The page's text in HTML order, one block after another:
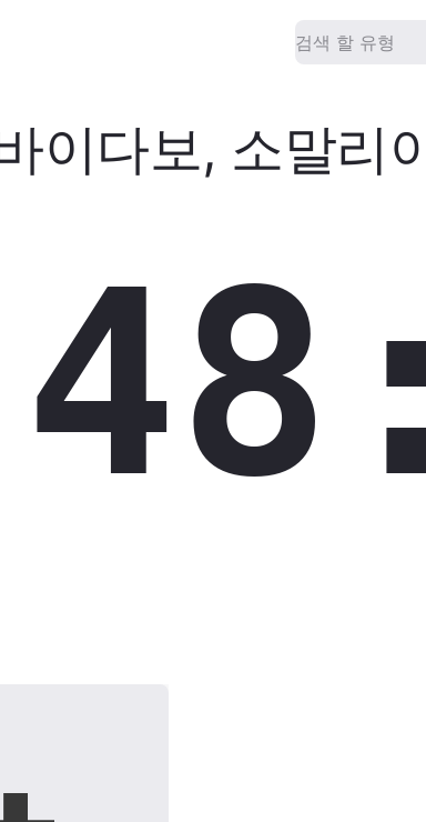
이다보, 소말리